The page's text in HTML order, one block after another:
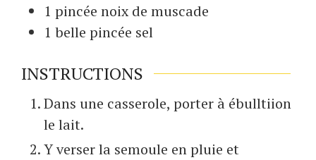
1 pincée noix de muscade
1 belle pincée sel
INSTRUCTIONS
Dans une casserole, porter à ébulltiion
le lait.
Y verser la semoule en pluie et